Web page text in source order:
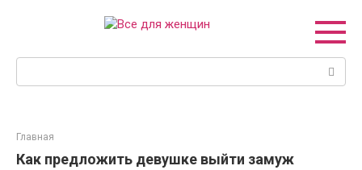
Главная
Как предложить девушке выйти замуж